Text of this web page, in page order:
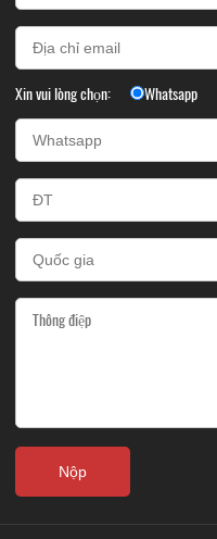
Xin vui lòng chọn: Whatsapp